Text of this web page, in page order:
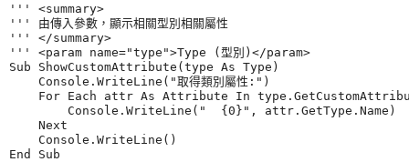
''' <summary>
''' 由傳入參數，顯示相關型別相關屬性
''' </summary>
''' <param name="type">Type (型別)</param>
Sub ShowCustomAttribute(type As Type)
    Console.WriteLine("取得類別屬性:")
For Each attr As Attribute In
        Console.WriteLine("  {0}", attr.GetType.Name)
    Next
    Console.WriteLine()
End Sub